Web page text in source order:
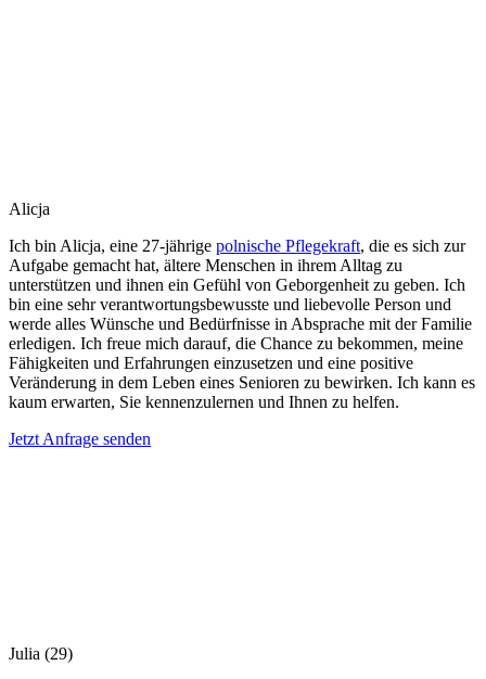
Alicja
Ich bin Alicja, eine 27-jährige polnische Pflegekraft, die es sich zur
Aufgabe gemacht hat, ältere Menschen in ihrem Alltag zu
unterstützen und ihnen ein Gefühl von Geborgenheit zu geben. Ich
bin eine sehr verantwortungsbewusste und liebevolle Person und
werde alles Wünsche und Bedürfnisse in Absprache mit der Familie
erledigen. Ich freue mich darauf, die Chance zu bekommen, meine
Fähigkeiten und Erfahrungen einzusetzen und eine positive
Veränderung in dem Leben eines Senioren zu bewirken. Ich kann es
kaum erwarten, Sie kennenzulernen und Ihnen zu helfen.
Jetzt Anfrage senden
Julia (29)